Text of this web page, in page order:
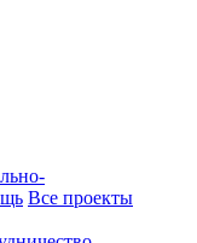
Все проекты